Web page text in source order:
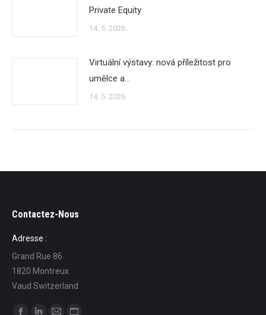
Private Equity
14. 5. 2026
Virtuální výstavy: nová příležitost pro
umělce a…
14. 5. 2026
Contactez-Nous
Adresse :
Grand Rue 86
1820 Montreux
Vaud Switzerland
Find us on: